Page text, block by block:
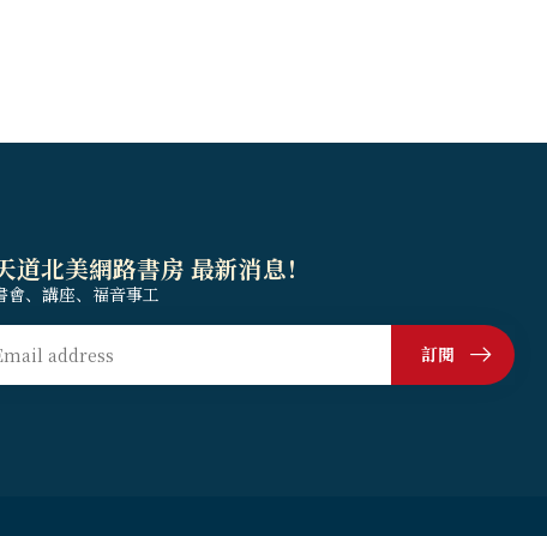
道北美網路書房 最新消息！
會、講座、福音事工
訂閱